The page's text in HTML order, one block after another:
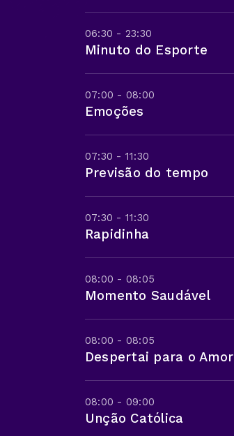
06:30 - 23:30
Minuto do Esporte
07:00 - 08:00
Emoções
07:30 - 11:30
Previsão do tempo
07:30 - 11:30
Rapidinha
08:00 - 08:05
Momento Saudável
08:00 - 08:05
Despertai para o Amor
08:00 - 09:00
Unção Católica